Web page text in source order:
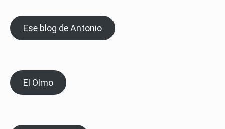
Ese blog de Antonio
El Olmo